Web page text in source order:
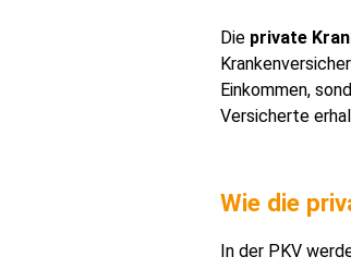
Die private
Einkommen,
Versicherte
Wie die
In der PKV